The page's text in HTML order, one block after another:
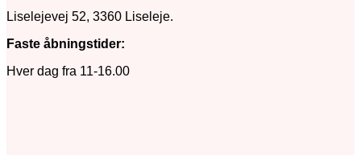
Liselejevej 52, 3360 Liseleje.
Faste åbningstider:
Hver dag fra 11-16.00